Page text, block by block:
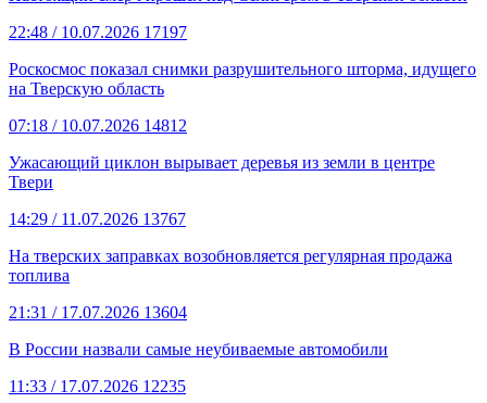
22:48 / 10.07.2026 17197
Роскосмос показал снимки разрушительного шторма, идущего
на Тверскую область
07:18 / 10.07.2026 14812
Ужасающий циклон вырывает деревья из земли в центре
Твери
14:29 / 11.07.2026 13767
На тверских заправках возобновляется регулярная продажа
топлива
21:31 / 17.07.2026 13604
В России назвали самые неубиваемые автомобили
11:33 / 17.07.2026 12235